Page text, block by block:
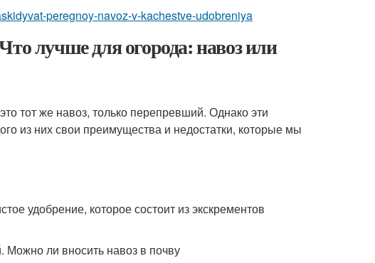
peregnoy-navoz-v-kachestve-udobreniya
лучше для огорода: навоз или
тот же навоз, только перепревший. Однако эти
из них свои преимущества и недостатки, которые мы
удобрение, которое состоит из экскрементов